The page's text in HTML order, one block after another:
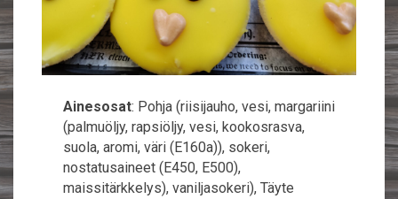
Ainesosat: Pohja (riisijauho, vesi, margariini
(palmuöljy, rapsiöljy, vesi, kookosrasva,
suola, aromi, väri (E160a)), sokeri,
nostatusaineet (E450, E500),
maissitärkkelys), vaniljasokeri), Täyte